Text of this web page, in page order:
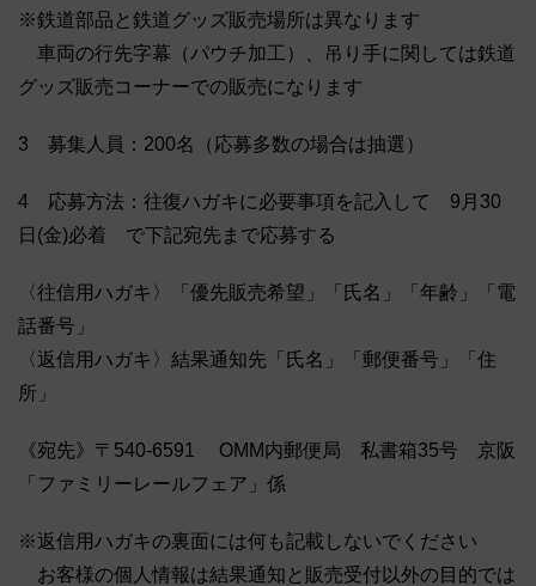
※鉄道部品と鉄道グッズ販売場所は異なります
車両の行先字幕（パウチ加工）、吊り手に関しては鉄道
グッズ販売コーナーでの販売になります
3 募集人員：200名（応募多数の場合は抽選）
4 応募方法：往復ハガキに必要事項を記入して 9月30
日(金)必着 で下記宛先まで応募する
〈往信用ハガキ〉「優先販売希望」「氏名」「年齢」「電
話番号」
〈返信用ハガキ〉結果通知先「氏名」「郵便番号」「住
所」
《宛先》〒540-6591 OMM内郵便局 私書箱35号 京阪
「ファミリーレールフェア」係
※返信用ハガキの裏面には何も記載しないでください
お客様の個人情報は結果通知と販売受付以外の目的では